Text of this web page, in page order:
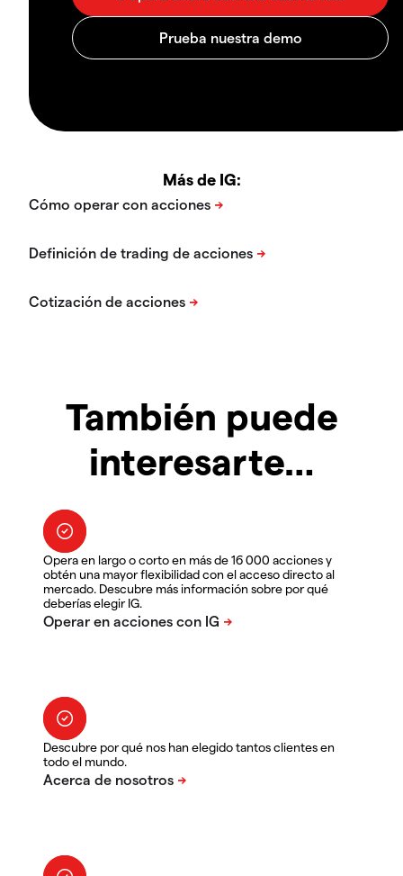
Más de IG:
También puede
interesarte…
Opera en largo o corto en más de 16 000 acciones y
obtén una mayor flexibilidad con el acceso directo al
mercado. Descubre más información sobre por qué
deberías elegir IG.
Descubre por qué nos han elegido tantos clientes en
todo el mundo.